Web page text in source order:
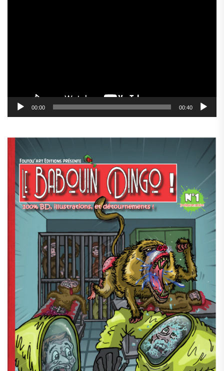
00:00 00:40